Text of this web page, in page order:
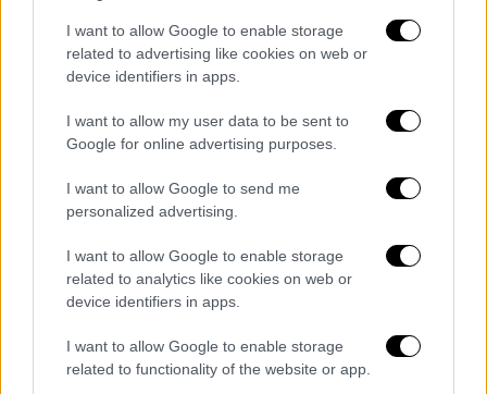
I want to allow Google to enable storage
related to advertising like cookies on web or
device identifiers in apps.
I want to allow my user data to be sent to
Google for online advertising purposes.
I want to allow Google to send me
personalized advertising.
I want to allow Google to enable storage
related to analytics like cookies on web or
device identifiers in apps.
I want to allow Google to enable storage
related to functionality of the website or app.
Κόσμος|05.09.2019 12:06
Τυφώνας Ντόριαν: Αγόρασε 100
γεννήτριες για να τις στείλει στις
Μπαχάμες (pics)
Ο άνδρας ζήτησε να μην γίνει γνωστή η
ταυτότητά του καθώς όπως διευκρίνισε δεν
επιθυμεί δημοσιότητα